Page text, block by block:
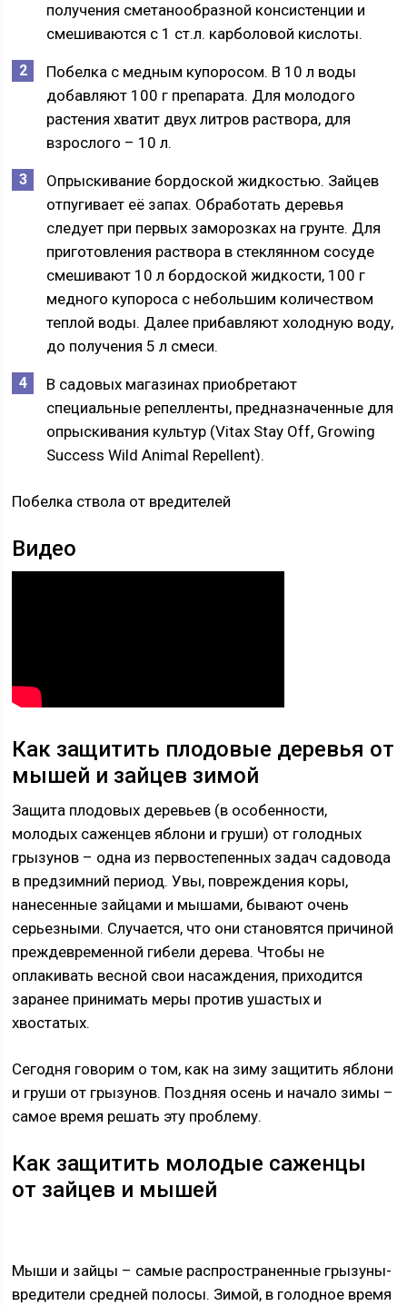
получения сметанообразной консистенции и
смешиваются с 1 ст.л. карболовой кислоты.
Побелка с медным купоросом. В 10 л воды
добавляют 100 г препарата. Для молодого
растения хватит двух литров раствора, для
взрослого – 10 л.
Опрыскивание бордоской жидкостью. Зайцев
отпугивает её запах. Обработать деревья
следует при первых заморозках на грунте. Для
приготовления раствора в стеклянном сосуде
смешивают 10 л бордоской жидкости, 100 г
медного купороса с небольшим количеством
теплой воды. Далее прибавляют холодную воду,
до получения 5 л смеси.
В садовых магазинах приобретают
специальные репелленты, предназначенные для
опрыскивания культур (Vitax Stay Off, Growing
Success Wild Animal Repellent).
Побелка ствола от вредителей
Видео
Как защитить плодовые деревья от
мышей и зайцев зимой
Защита плодовых деревьев (в особенности,
молодых саженцев яблони и груши) от голодных
грызунов – одна из первостепенных задач садовода
в предзимний период. Увы, повреждения коры,
нанесенные зайцами и мышами, бывают очень
серьезными. Случается, что они становятся причиной
преждевременной гибели дерева. Чтобы не
оплакивать весной свои насаждения, приходится
заранее принимать меры против ушастых и
хвостатых.
Сегодня говорим о том, как на зиму защитить яблони
и груши от грызунов. Поздняя осень и начало зимы –
самое время решать эту проблему.
Как защитить молодые саженцы
от зайцев и мышей
Мыши и зайцы – самые распространенные грызуны-
вредители средней полосы. Зимой, в голодное время